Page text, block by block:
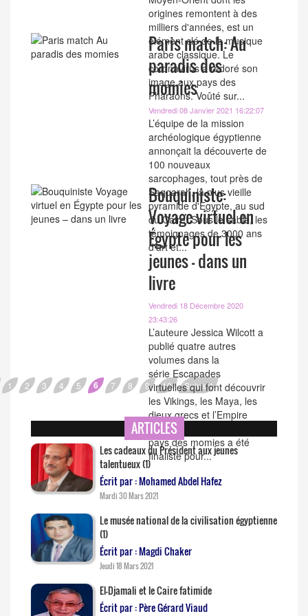
origines remontent à des
milliers d'années, est un
élément clé de la musique
arabe classique. Le
coronavirus a redoré son
image aux pays des
Pharaons. Voûté sur...
Paris match: Au
paradis des
momies
Vendredi 08 Janvier 2021 16:22:07
L’équipe de la mission
archéologique égyptienne
annonçait la découverte de
100 nouveaux
sarcophages, tout près de
Saqqarah, la plus vieille
pyramide d'Egypte, au sud
du Caire. Sous le sable, les
témoignages de 3000 ans
d'art et...
Bouquiniste:
Voyage virtuel en
Égypte pour les
jeunes – dans un
livre
Vendredi 18 Décembre 2020
23:43:26
L’auteure Jessica Wilcott a
publié quatre autres
volumes dans la
série Escapades
virtuelles qui font découvrir
les Vikings, les Maya, les
dieux grecs et l’Empire
romain. Sueurs froides au
pays des momies a été
finaliste pour...
1 2 3 4 5 6 7 8 9 10 Suivant
ARTICLES
Les cadeaux du Président aux jeunes
talentueux (1)
Écrit par : Mohamed Abdel Hafez
Mardi 30 Mars 2021
Le musée national de la civilisation égyptienne
(1)
Écrit par : Magdi Chaker
Jeudi 18 Mars 2021
El-Djamali et le Caire fatimide
Écrit par : Père Gérard Viaud